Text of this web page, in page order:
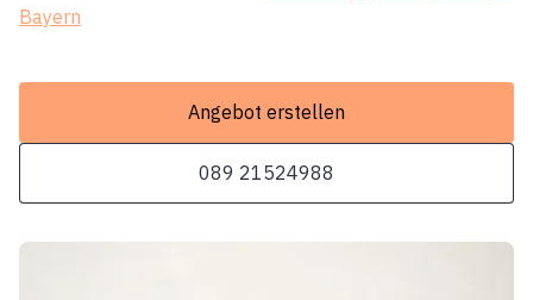
Bayern
Angebot erstellen
089 21524988